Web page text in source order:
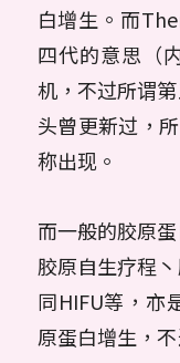
白增生。而
四代的意思（
机，不过所谓
头曾更新过，
称出现。
而一般的胶原
胶原自生疗程
同HIFU等，亦
原蛋白增生，